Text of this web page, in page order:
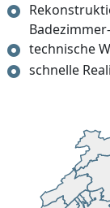
technische
schnelle